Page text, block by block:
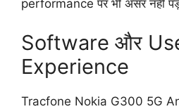
performance पर भी असर नहीं
Software और
Experience
Tracfone Nokia G300 5G